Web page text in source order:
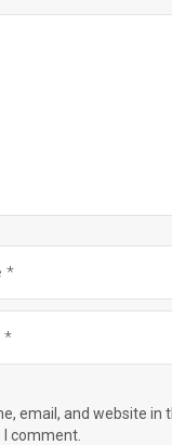
email, and website in
comment.